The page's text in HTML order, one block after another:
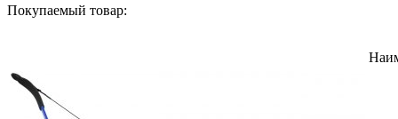
Покупаемый товар: